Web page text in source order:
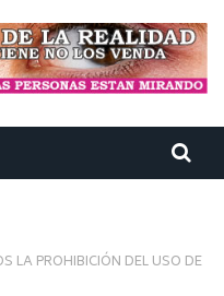
LA PROHIBICIÓN DEL USO DE